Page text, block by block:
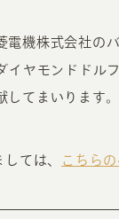
オン
ク
最
機株式会社の
イヤモンドドル
してまいります。
ては、 こちら